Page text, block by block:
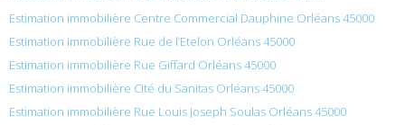
Estimation immobilière Centre Commercial Dauphine Orléans 45000
Estimation immobilière Rue de l’Etelon Orléans 45000
Estimation immobilière Rue Giffard Orléans 45000
Estimation immobilière Cité du Sanitas Orléans 45000
Estimation immobilière Rue Louis Joseph Soulas Orléans 45000